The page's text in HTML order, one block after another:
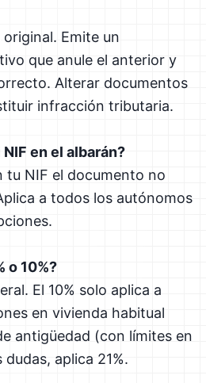
Emite un
que anule el anterior y
Alterar documentos
infracción tributaria.
en el albarán?
tu NIF el documento no
a todos los autónomos
o 10%?
El 10% solo aplica a
en vivienda habitual
antigüedad (con límites en
aplica 21%.